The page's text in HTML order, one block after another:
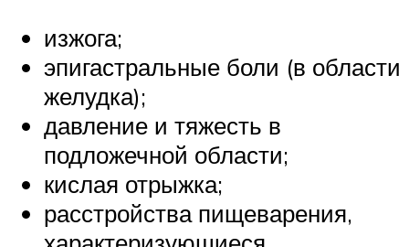
изжога;
эпигастральные боли (в области
желудка);
давление и тяжесть в
подложечной области;
кислая отрыжка;
расстройства пищеварения,